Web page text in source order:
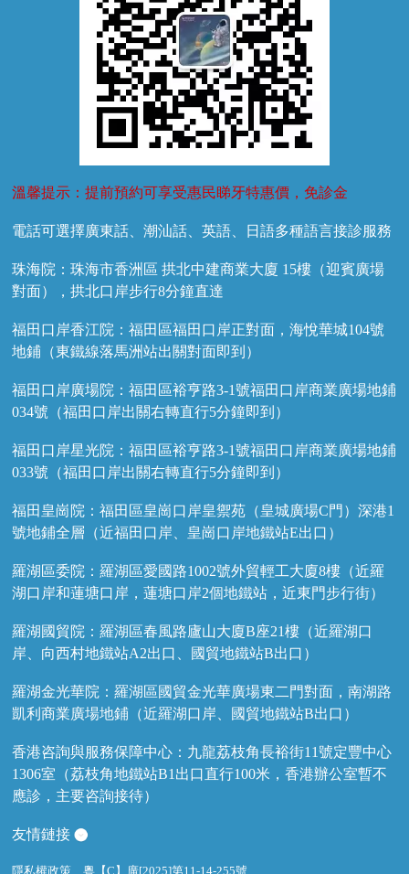
溫馨提示：提前預約可享受惠民睇牙特惠價，免診金
電話可選擇廣東話、潮汕話、英語、日語多種語言接診服務
珠海院：珠海市香洲區 拱北中建商業大廈 15樓（迎賓廣場
對面），拱北口岸步行8分鐘直達
福田口岸香江院：福田區福田口岸正對面，海悅華城104號
地鋪（東鐵線落馬洲站出關對面即到）
福田口岸廣場院：福田區裕亨路3-1號福田口岸商業廣場地鋪
034號（福田口岸出關右轉直行5分鐘即到）
福田口岸星光院：福田區裕亨路3-1號福田口岸商業廣場地鋪
033號（福田口岸出關右轉直行5分鐘即到）
福田皇崗院：福田區皇崗口岸皇禦苑（皇城廣場C門）深港1
號地鋪全層（近福田口岸、皇崗口岸地鐵站E出口）
羅湖區委院：羅湖區愛國路1002號外貿輕工大廈8樓（近羅
湖口岸和蓮塘口岸，蓮塘口岸2個地鐵站，近東門步行街）
羅湖國貿院：羅湖區春風路廬山大廈B座21樓（近羅湖口
岸、向西村地鐵站A2出口、國貿地鐵站B出口）
羅湖金光華院：羅湖區國貿金光華廣場東二門對面，南湖路
凱利商業廣場地鋪（近羅湖口岸、國貿地鐵站B出口）
香港咨詢與服務保障中心：九龍荔枝角長裕街11號定豐中心
1306室（荔枝角地鐵站B1出口直行100米，香港辦公室暫不
應診，主要咨詢接待）
友情鏈接
隱私權政策 粵【C】廣[2025]第11-14-255號